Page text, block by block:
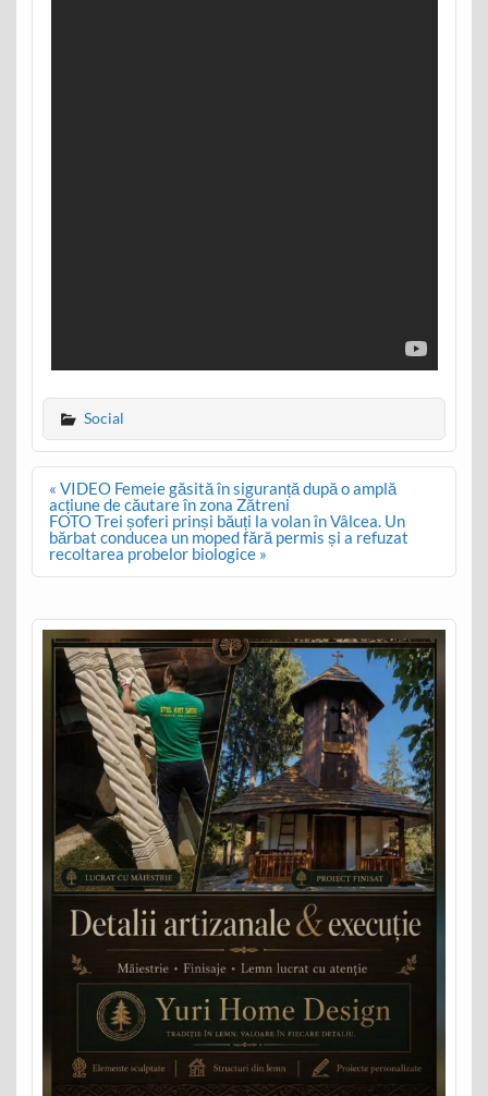
Social
Post
navigation
« VIDEO Femeie găsită în siguranță după o amplă
acțiune de căutare în zona Zătreni
FOTO Trei șoferi prinși băuți la volan în Vâlcea. Un
bărbat conducea un moped fără permis și a refuzat
recoltarea probelor biologice »